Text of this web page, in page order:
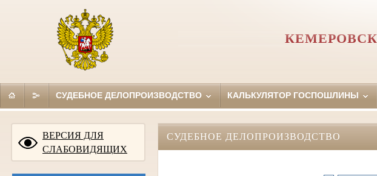
СУДЕБНОЕ ДЕЛОПРОИЗВОДСТВО КАЛЬКУЛЯТОР ГОСПОШЛИНЫ
ВЕРСИЯ ДЛЯ
СЛАБОВИДЯЩИХ
СУДЕБНОЕ ДЕЛОПРОИЗВОДСТВО